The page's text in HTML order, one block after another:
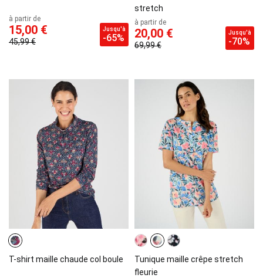
à partir de
15,00 €
45,99 €
Jusqu'à
-65%
stretch
à partir de
20,00 €
69,99 €
Jusqu'à
-70%
T-shirt maille chaude col boule
Tunique maille crêpe stretch
fleurie